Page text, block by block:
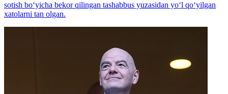
sotish bo‘yicha bekor qilingan tashabbus yuzasidan yo‘l qo‘yilgan
xatolarni tan olgan.